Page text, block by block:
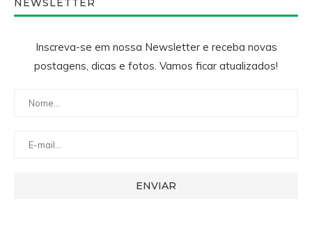
NEWSLETTER
Inscreva-se em nossa Newsletter e receba novas
postagens, dicas e fotos. Vamos ficar atualizados!